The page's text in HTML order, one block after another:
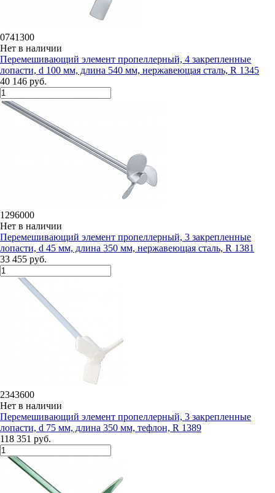
0741300
Нет в наличии
Перемешивающий элемент пропеллерный, 4 закрепленные
лопасти, d 100 мм, длина 540 мм, нержавеющая сталь, R 1345
40 146 руб.
1296000
Нет в наличии
Перемешивающий элемент пропеллерный, 3 закрепленные
лопасти, d 45 мм, длина 350 мм, нержавеющая сталь, R 1381
33 455 руб.
2343600
Нет в наличии
Перемешивающий элемент пропеллерный, 3 закрепленные
лопасти, d 75 мм, длина 350 мм, тефлон, R 1389
118 351 руб.